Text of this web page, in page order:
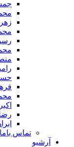
تماس باما
آرشیو